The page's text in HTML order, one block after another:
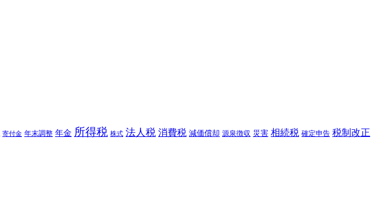
寄付金 年末調整 年金 所得税 株式 法人税 消費税 減価償却 源泉徴収 災害 相続税 確定申告 税制改正